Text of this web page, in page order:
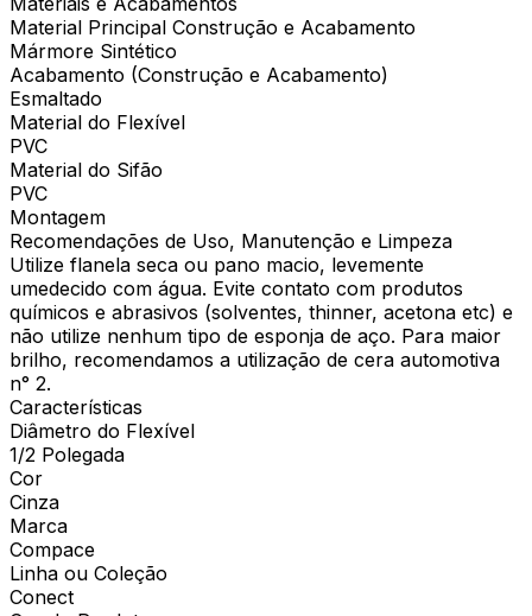
Material Principal Construção e Acabamento
Mármore Sintético
Acabamento (Construção e Acabamento)
Esmaltado
Material do Flexível
PVC
Material do Sifão
PVC
Montagem
Recomendações de Uso, Manutenção e Limpeza
Utilize flanela seca ou pano macio, levemente
umedecido com água. Evite contato com produtos
químicos e abrasivos (solventes, thinner, acetona etc) e
não utilize nenhum tipo de esponja de aço. Para maior
brilho, recomendamos a utilização de cera automotiva
n° 2.
Características
Diâmetro do Flexível
1/2 Polegada
Cor
Cinza
Marca
Compace
Linha ou Coleção
Conect